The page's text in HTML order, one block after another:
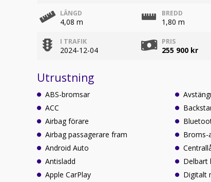
LÄNGD
4,08 m
BREDD
1,80 m
I TRAFIK
2024-12-04
PRIS
255 900 kr
Utrustning
ABS-bromsar
ACC
Airbag förare
Airbag passagerare fram
Android Auto
Antisladd
Apple CarPlay
Broms-
Delbart
Digitalt